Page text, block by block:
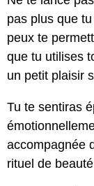
pas plus que
peux te
que tu utilises
un petit plaisir
Tu te sentiras
accompagnée
rituel de